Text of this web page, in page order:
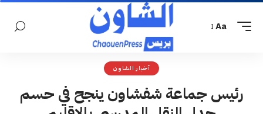
Aa
أخبار الشاون
رئيس جماعة شفشاون ينجح في حسم